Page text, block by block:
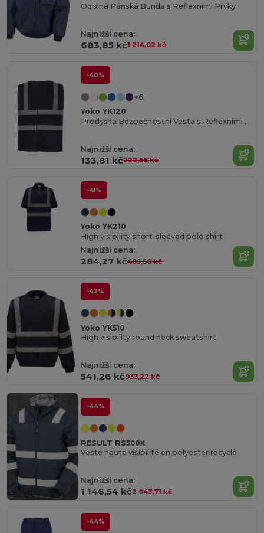
Odolná Pánská Bunda s Reflexními Prvky
Najnižší cena:
683,85 kč1 214,02 kč
-40%
+6
Yoko YK120
Prodyšná Bezpečnostní Vesta s Reflexními Pruhy
Najnižší cena:
133,81 kč222,56 kč
-41%
Yoko YK210
High visibility short-sleeved polo shirt
Najnižší cena:
284,27 kč485,56 kč
-42%
Yoko YK510
High visibility round neck sweatshirt
Najnižší cena:
541,26 kč933,22 kč
-44%
RESULT RS500X
Veste haute visibilité en polyester recyclé
Najnižší cena:
1 146,54 kč2 043,71 kč
-44%